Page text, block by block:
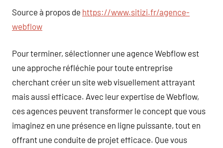
Source à propos de https://www.sitizi.fr/agence-
webflow
Pour terminer, sélectionner une agence Webflow est
une approche réfléchie pour toute entreprise
cherchant créer un site web visuellement attrayant
mais aussi efficace. Avec leur expertise de Webflow,
ces agences peuvent transformer le concept que vous
imaginez en une présence en ligne puissante, tout en
offrant une conduite de projet efficace. Que vous